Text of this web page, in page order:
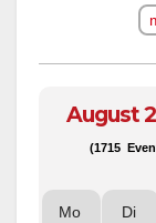
August
(1715
Mo Di